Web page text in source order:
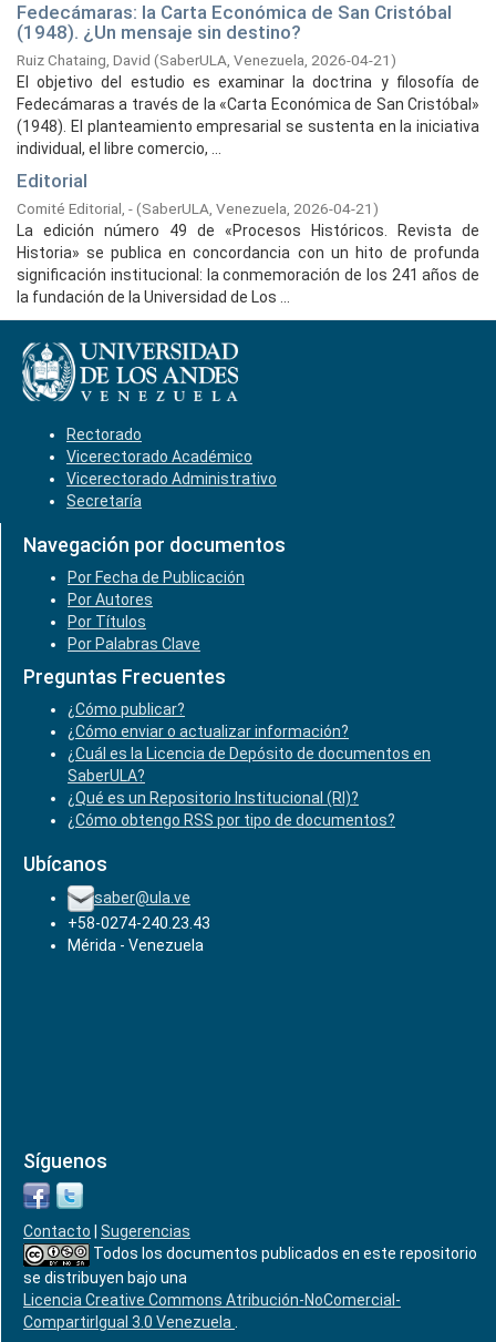
Fedecámaras: la Carta Económica de San Cristóbal
(1948). ¿Un mensaje sin destino?
Ruiz Chataing, David (SaberULA, Venezuela, 2026-04-21)
El objetivo del estudio es examinar la doctrina y filosofía de
Fedecámaras a través de la «Carta Económica de San Cristóbal»
(1948). El planteamiento empresarial se sustenta en la iniciativa
individual, el libre comercio, ...
Editorial
Comité Editorial, -(SaberULA, Venezuela, 2026-04-21)
La edición número 49 de «Procesos Históricos. Revista de
Historia» se publica en concordancia con un hito de profunda
significación institucional: la conmemoración de los 241 años de
la fundación de la Universidad de Los ...
Rectorado
Vicerectorado Académico
Vicerectorado Administrativo
Secretaría
Navegación por documentos
Por Fecha de Publicación
Por Autores
Por Títulos
Por Palabras Clave
Preguntas Frecuentes
¿Cómo publicar?
¿Cómo enviar o actualizar información?
¿Cuál es la Licencia de Depósito de documentos en
SaberULA?
¿Qué es un Repositorio Institucional (RI)?
¿Cómo obtengo RSS por tipo de documentos?
Ubícanos
saber@ula.ve
+58-0274-240.23.43
Mérida - Venezuela
Síguenos
Contacto
Sugerencias
Todos los documentos publicados en este repositorio
se distribuyen bajo una
Licencia Creative Commons Atribución-NoComercial-
CompartirIgual 3.0 Venezuela